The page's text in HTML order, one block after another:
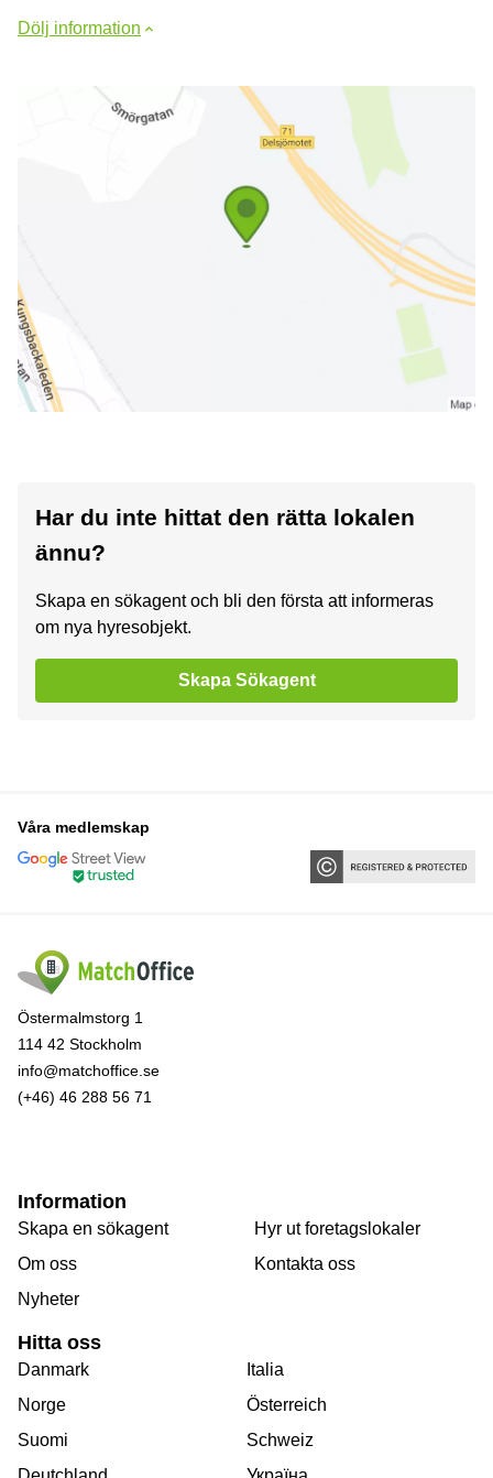
Dölj information
Har du inte hittat den rätta lokalen
ännu?
Skapa en sökagent och bli den första att informeras
om nya hyresobjekt.
Skapa Sökagent
Våra medlemskap
Östermalmstorg 1
114 42 Stockholm
info@matchoffice.se
(+46) 46 288 56 71
Information
Skapa en sökagent
Om oss
Nyheter
Hyr ut foretagslokaler
Kontakta oss
Hitta oss
Danmark
Norge
Suomi
Italia
Österreich
Schweiz